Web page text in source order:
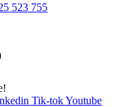
523 755
Tik-tokYoutube